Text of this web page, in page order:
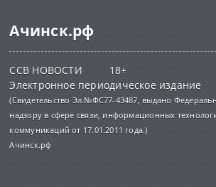
Ачинск.рф
ССВ НОВОСТИ 18+
Электронное периодическое издание
(Свидетельство Эл.№ФС77-43487, выдано
надзору в сфере связи, информационных
коммуникаций от 17.01.2011 года.)
Ачинск.рф